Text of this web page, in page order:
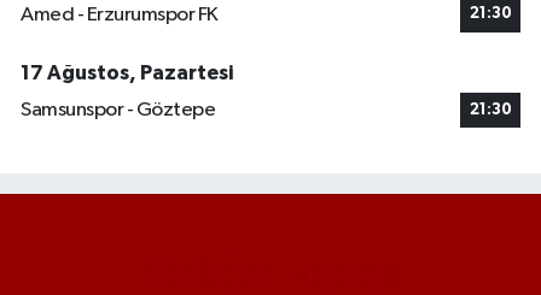
Amed - Erzurumspor FK 21:30
17 Ağustos, Pazartesi
Samsunspor - Göztepe
21:30